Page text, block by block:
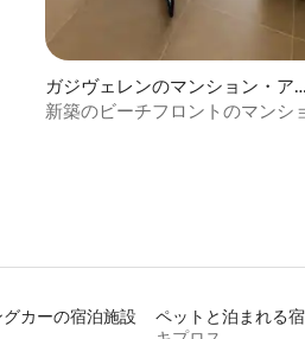
ガジヴェレンのマンション・アパ
ート
新築のビーチフロントのマンシ
カーの宿泊施設
ペットと泊まれる